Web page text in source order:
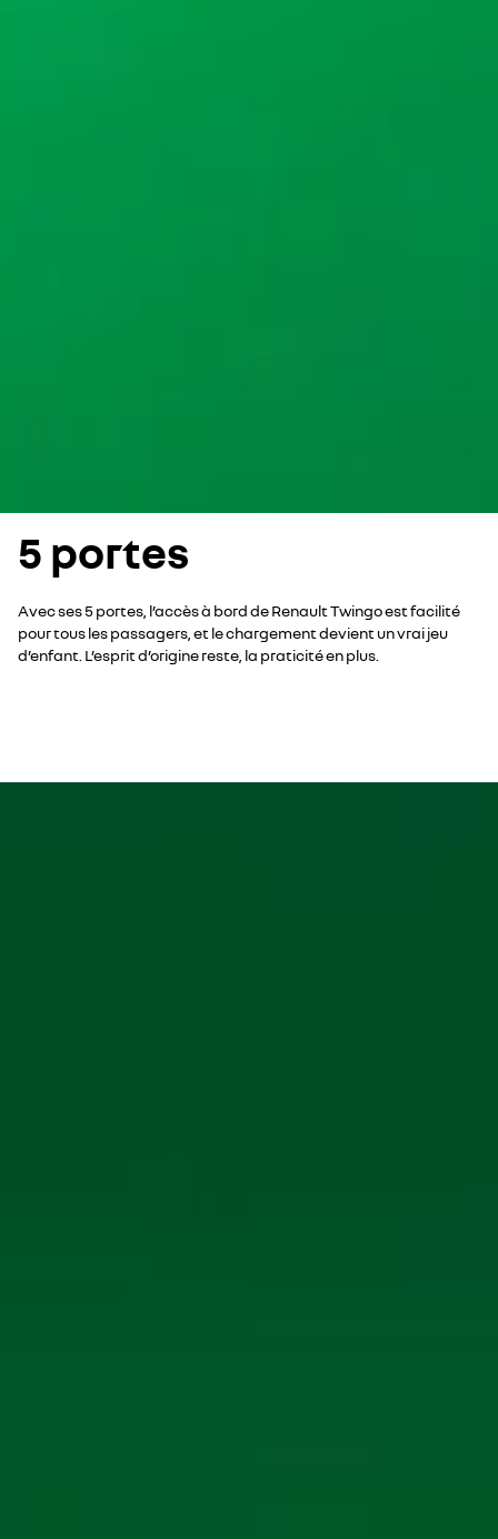
5 portes
Avec ses 5 portes, l’accès à bord de Renault Twingo est facilité
pour tous les passagers, et le chargement devient un vrai jeu
d’enfant. L’esprit d’origine reste, la praticité en plus.